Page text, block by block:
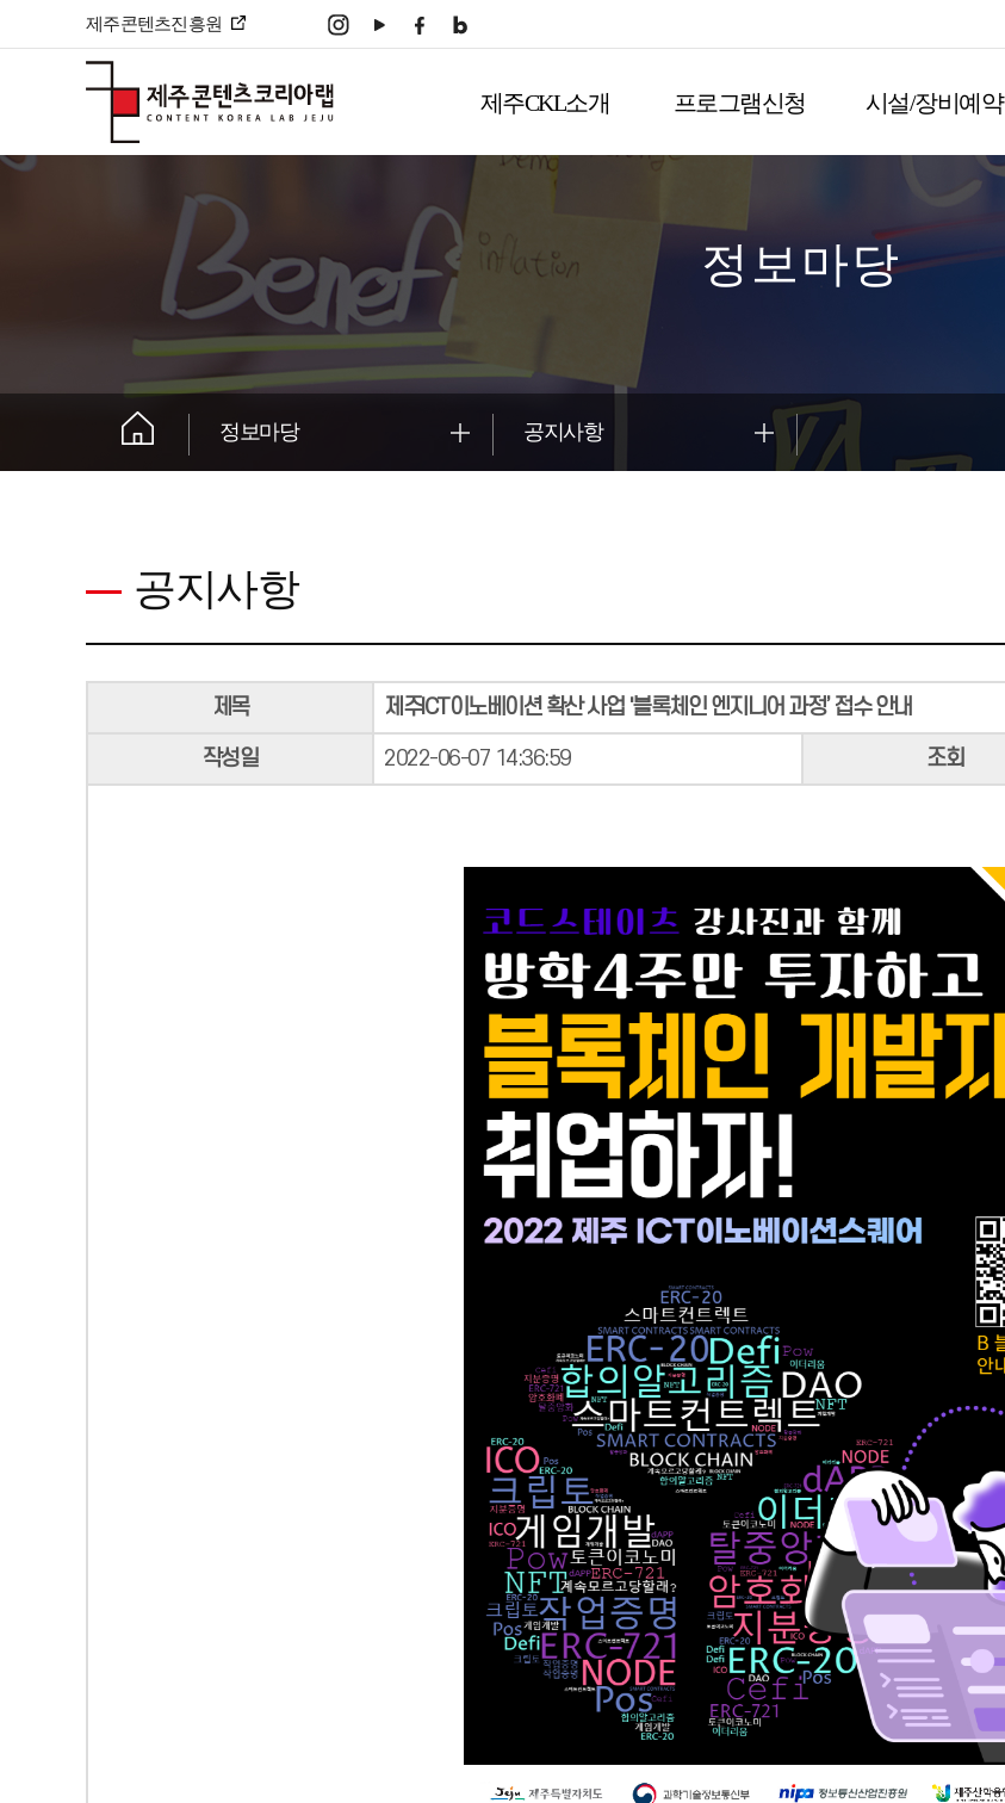
제주콘텐츠진흥원
제주CKL소개 프로그램신청 시설/장비예약
����������
정보마당
정보마당 공지사항
공지사항
제목 제주ICT이노베이션 확산 사업 '블록체인 엔지니어 과정’ 접수 안내
작성일 2022-06-07 14:36:59 조회